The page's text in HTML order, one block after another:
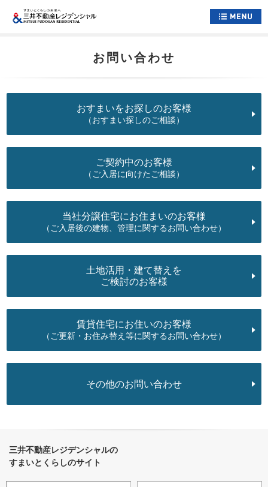
くらしについて
すまいとくらしへの想い
サイトマップ
公式アカウント一覧
お問い合わせ
おすまいをお探しのお客様
（おすまい探しのご相談）
ご契約中のお客様
（ご入居に向けたご相談）
当社分譲住宅にお住まいのお客様
（ご入居後の建物、管理に関するお問い合わせ）
土地活用・建て替えを
ご検討のお客様
賃貸住宅にお住いのお客様
（ご更新・お住み替え等に関するお問い合わせ）
その他のお問い合わせ
三井不動産レジデンシャルの
すまいとくらしのサイト